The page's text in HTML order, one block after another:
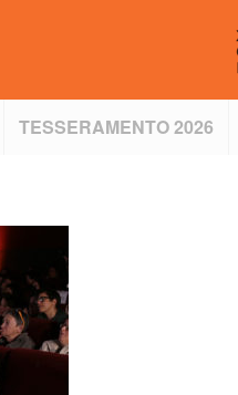
TESSERAMENTO 2026